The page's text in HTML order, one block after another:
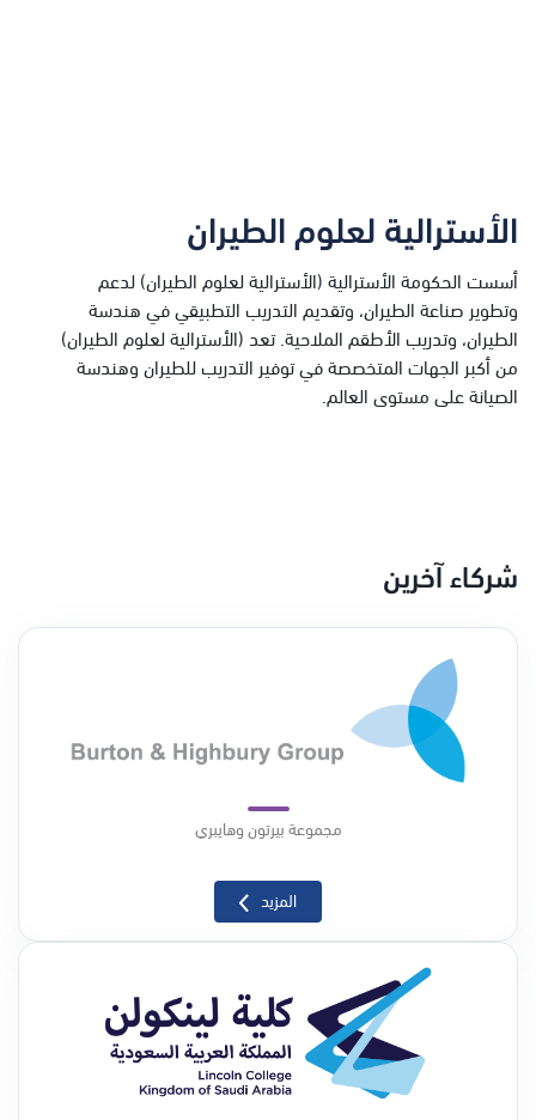
الأسترالية لعلوم الطيران
أسست الحكومة الأسترالية (الأسترالية لعلوم الطيران) لدعم
وتطوير صناعة الطيران، وتقديم التدريب التطبيقي في هندسة
الطيران، وتدريب الأطقم الملاحية. تعد (الأسترالية لعلوم الطيران)
من أكبر الجهات المتخصصة في توفير التدريب للطيران وهندسة
الصيانة على مستوى العالم.
شركاء آخرين
مجموعة بيرتون وهايبري
المزيد